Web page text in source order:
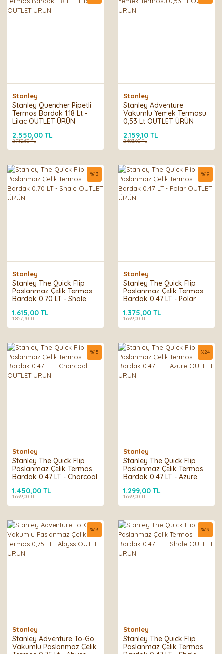
Stanley
Stanley Quencher Pipetli
Termos Bardak 1.18 Lt -
Lilac OUTLET ÜRÜN
2.550,00 TL
2.932,50 TL
Stanley
Stanley Adventure
Vakumlu Yemek Termosu
0,53 Lt OUTLET ÜRÜN
2.159,10 TL
2.483,00 TL
Stanley
Stanley The Quick Flip
Paslanmaz Çelik Termos
Bardak 0.70 LT - Shale
%13
1.615,00 TL
1.857,30 TL
Stanley
Stanley The Quick Flip
Paslanmaz Çelik Termos
Bardak 0.47 LT - Polar
%19
1.375,00 TL
1.699,00 TL
Stanley
Stanley The Quick Flip
Paslanmaz Çelik Termos
Bardak 0.47 LT - Charcoal
%15
1.450,00 TL
1.699,00 TL
Stanley
Stanley The Quick Flip
Paslanmaz Çelik Termos
Bardak 0.47 LT - Azure
%24
1.299,00 TL
1.699,00 TL
Stanley
Stanley Adventure To-Go
Vakumlu Paslanmaz Çelik
%13
Stanley
Stanley The Quick Flip
Paslanmaz Çelik Termos
%19